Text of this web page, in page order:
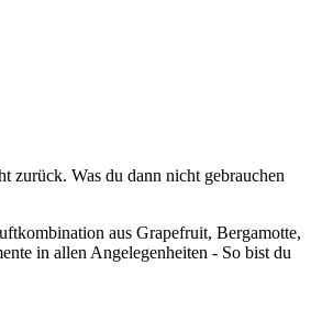
zurück. Was du dann nicht gebrauchen
aus Grapefruit, Bergamotte,
in allen Angelegenheiten - So bist du